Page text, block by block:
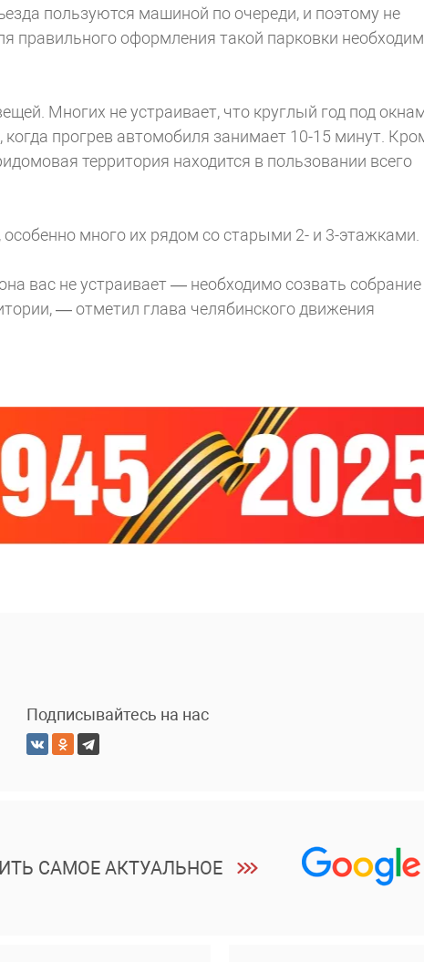
пользуются машиной по очереди, и поэтому не
правильного оформления такой парковки
Многих не устраивает, что круглый год под
когда прогрев автомобиля занимает 10-15 минут.
территория находится в пользовании всего
много их рядом со старыми 2- и 3-этажками.
вас не устраивает — необходимо созвать собрание
— отметил глава челябинского движения
Подписывайтесь на нас
САМОЕ АКТУАЛЬНОЕ